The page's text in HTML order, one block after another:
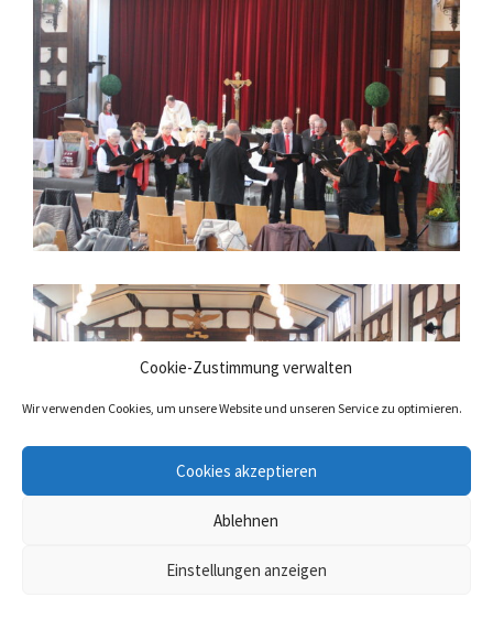
Cookie-Zustimmung verwalten
Wir verwenden Cookies, um unsere Website und unseren Service zu optimieren.
Cookies akzeptieren
Ablehnen
Einstellungen anzeigen